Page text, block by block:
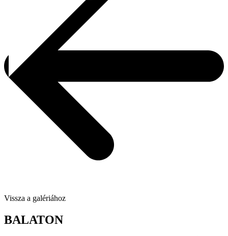
Vissza a galériához
BALATON